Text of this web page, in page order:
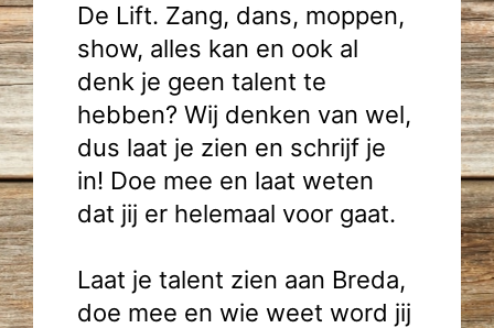
De Lift. Zang, dans, moppen,
show, alles kan en ook al
denk je geen talent te
hebben? Wij denken van wel,
dus laat je zien en schrijf je
in! Doe mee en laat weten
dat jij er helemaal voor gaat.
Laat je talent zien aan Breda,
doe mee en wie weet word jij